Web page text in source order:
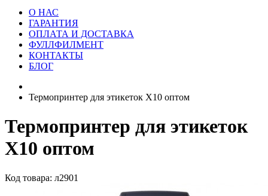
О НАС
ГАРАНТИЯ
ОПЛАТА И ДОСТАВКА
ФУЛЛФИЛМЕНТ
КОНТАКТЫ
БЛОГ
Термопринтер для этикеток X10 оптом
Термопринтер для этикеток
X10 оптом
Код товара: л2901